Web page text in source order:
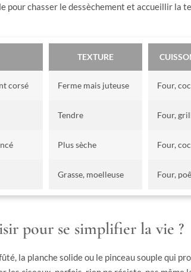
pour chasser le dessèchement et accueillir la
TEXTURE
corsé Ferme mais juteuse Four,
Tendre Four,
Plus sèche Four,
Grasse, moelleuse Four,
pour se simplifier la vie ?
la planche solide ou le pinceau souple qui